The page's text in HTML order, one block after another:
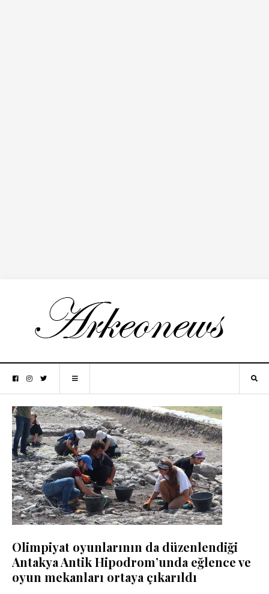
Olimpiyat oyunlarının da düzenlendiği
Antakya Antik Hipodrom’unda eğlence ve
oyun mekanları ortaya çıkarıldı